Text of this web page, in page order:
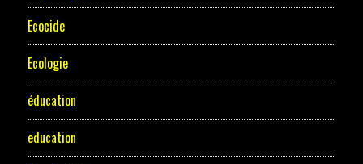
Ecocide
Ecologie
éducation
education